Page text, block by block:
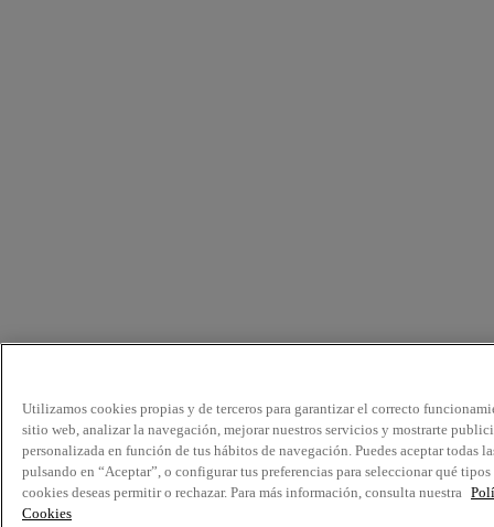
Utilizamos cookies propias y de terceros para garantizar el correcto
sitio web, analizar la navegación, mejorar nuestros servicios y mostrarte
personalizada en función de tus hábitos de navegación. Puedes aceptar todas
pulsando en “Aceptar”, o configurar tus preferencias para seleccionar qué tipos
cookies deseas permitir o rechazar. Para más información, consulta nuestra
Cookies